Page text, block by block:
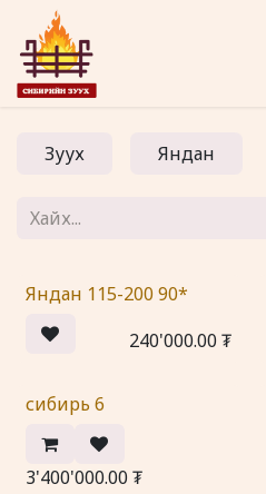
Skip to Content
Зуух Яндан
Яндан 115-200 90*
240'000.00 ₮
сибирь 6
3'400'000.00 ₮